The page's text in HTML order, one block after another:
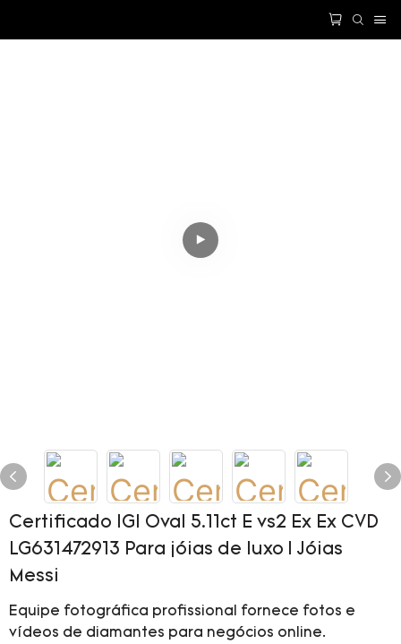
Certificado IGI Oval 5.11ct E vs2 Ex Ex CVD
LG631472913 Para jóias de luxo | Jóias
Messi
Equipe fotográfica profissional fornece fotos e
vídeos de diamantes para negócios online.